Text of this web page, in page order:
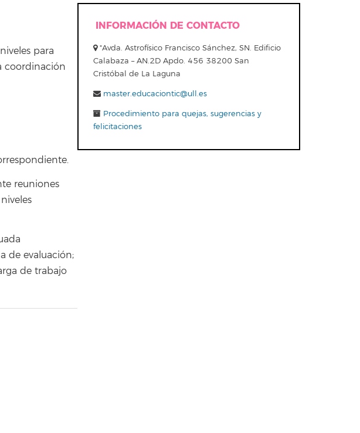
para
coordinación
reuniones
de evaluación;
de trabajo
INFORMACIÓN DE CONTACTO
"Avda. Astrofísico Francisco Sánchez, SN. Edificio
Calabaza – AN.2D Apdo. 456 38200 San
Cristóbal de La Laguna
master.educaciontic@ull.es
Procedimiento para quejas, sugerencias y
felicitaciones